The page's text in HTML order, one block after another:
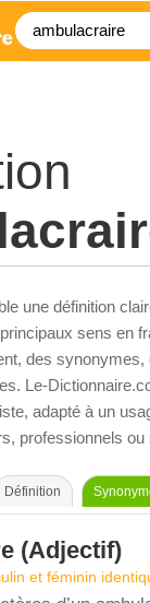
une définition
sens en
des
Le-
adapté à un
professionnels
Définition
(Adjectif)
et féminin